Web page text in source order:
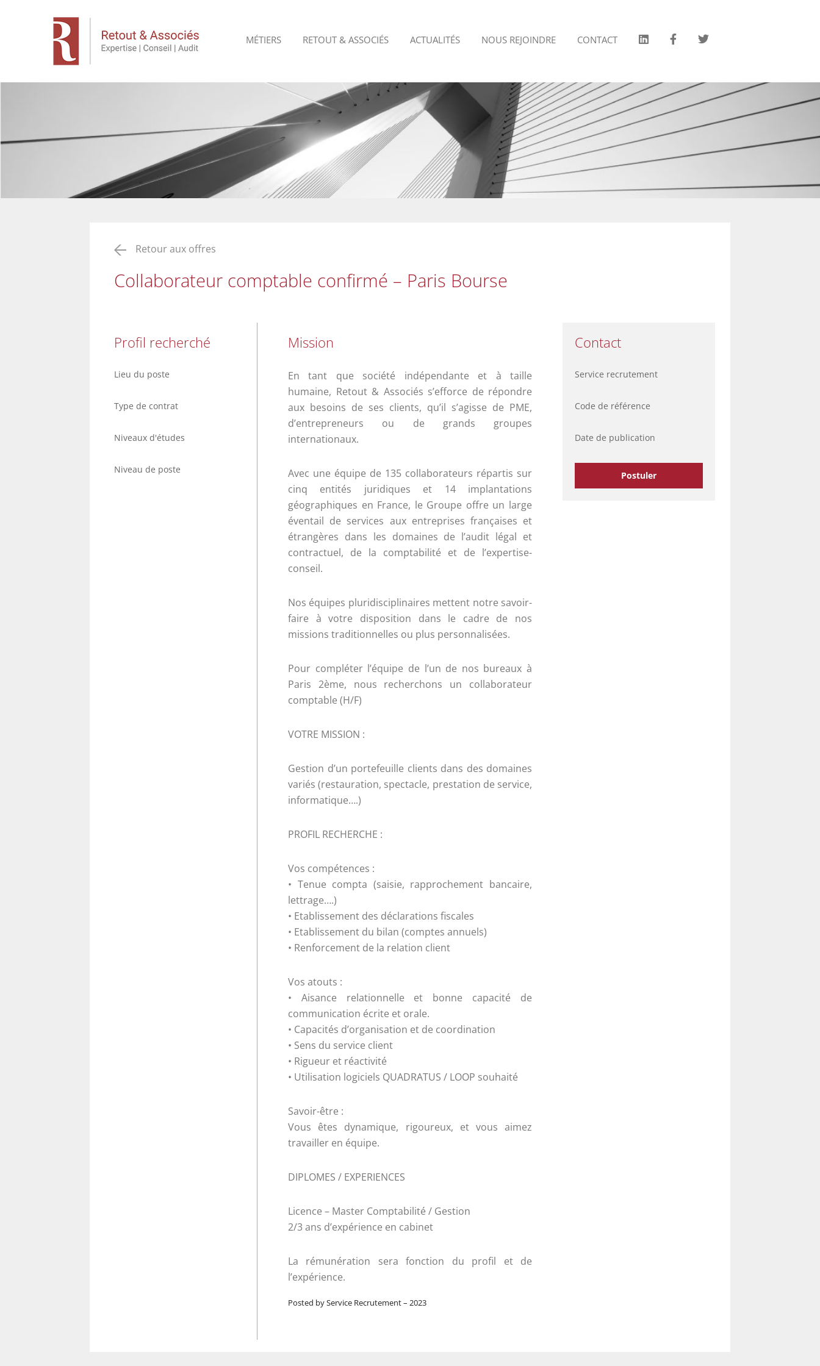
MÉTIERS RETOUT & ASSOCIÉS ACTUALITÉS NOUS REJOINDRE CONTACT
Retour aux offres
Collaborateur comptable confirmé – Paris Bourse
Profil recherché
Lieu du poste
Type de contrat
Niveaux d'études
Niveau de poste
Mission
En tant que société indépendante et à taille
humaine, Retout & Associés s’efforce de répondre
aux besoins de ses clients, qu’il s’agisse de PME,
d’entrepreneurs ou de grands groupes
internationaux.
Avec une équipe de 135 collaborateurs répartis sur
cinq entités juridiques et 14 implantations
géographiques en France, le Groupe offre un large
éventail de services aux entreprises françaises et
étrangères dans les domaines de l’audit légal et
contractuel, de la comptabilité et de l’expertise-
conseil.
Nos équipes pluridisciplinaires mettent notre savoir-
faire à votre disposition dans le cadre de nos
missions traditionnelles ou plus personnalisées.
Pour compléter l’équipe de l’un de nos bureaux à
Paris 2ème, nous recherchons un collaborateur
comptable (H/F)
VOTRE MISSION :
Gestion d’un portefeuille clients dans des domaines
variés (restauration, spectacle, prestation de service,
informatique….)
PROFIL RECHERCHE :
Vos compétences :
• Tenue compta (saisie, rapprochement bancaire,
lettrage….)
• Etablissement des déclarations fiscales
• Etablissement du bilan (comptes annuels)
• Renforcement de la relation client
Vos atouts :
• Aisance relationnelle et bonne capacité de
communication écrite et orale.
• Capacités d’organisation et de coordination
• Sens du service client
• Rigueur et réactivité
• Utilisation logiciels QUADRATUS / LOOP souhaité
Savoir-être :
Vous êtes dynamique, rigoureux, et vous aimez
travailler en équipe.
DIPLOMES / EXPERIENCES
Licence – Master Comptabilité / Gestion
2/3 ans d’expérience en cabinet
La rémunération sera fonction du profil et de
l’expérience.
Posted by Service Recrutement– 2023
Contact
Service recrutement
Code de référence
Date de publication
Postuler